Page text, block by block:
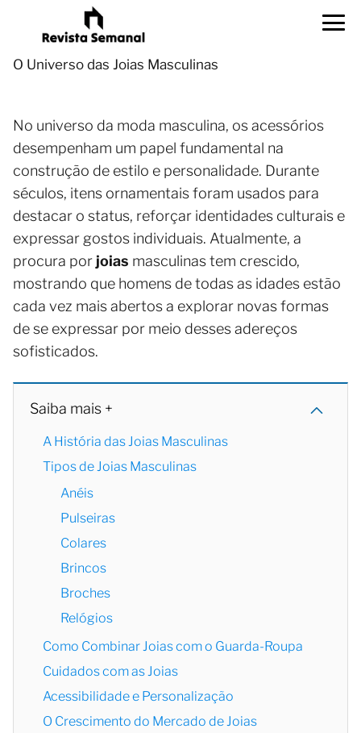
O Universo das Joias Masculinas
No universo da moda masculina, os acessórios
desempenham um papel fundamental na
construção de estilo e personalidade. Durante
séculos, itens ornamentais foram usados para
destacar o status, reforçar identidades culturais e
expressar gostos individuais. Atualmente, a
procura por joias masculinas tem crescido,
mostrando que homens de todas as idades estão
cada vez mais abertos a explorar novas formas
de se expressar por meio desses adereços
sofisticados.
Saiba mais +
A História das Joias Masculinas
Tipos de Joias Masculinas
Anéis
Pulseiras
Colares
Brincos
Broches
Relógios
Como Combinar Joias com o Guarda-Roupa
Cuidados com as Joias
Acessibilidade e Personalização
O Crescimento do Mercado de Joias